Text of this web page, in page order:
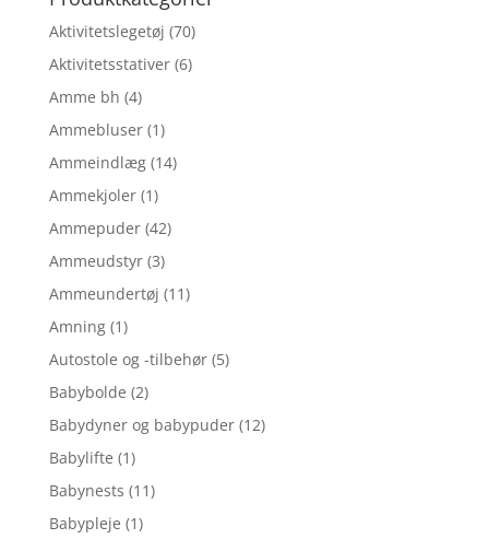
Aktivitetslegetøj (70)
Aktivitetsstativer (6)
Amme bh (4)
Ammebluser (1)
Ammeindlæg (14)
Ammekjoler (1)
Ammepuder (42)
Ammeudstyr (3)
Ammeundertøj (11)
Amning (1)
Autostole og -tilbehør (5)
Babybolde (2)
Babydyner og babypuder (12)
Babylifte (1)
Babynests (11)
Babypleje (1)